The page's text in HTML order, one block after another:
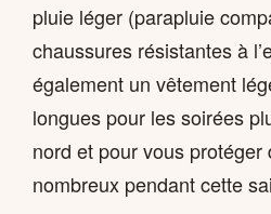
pluie léger (parapluie
chaussures résistantes à
également un vêtement
longues pour les soirées
nord et pour vous
nombreux pendant cette